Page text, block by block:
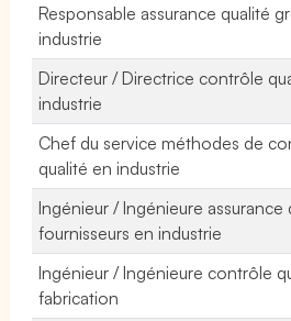
Responsable assurance qualité
industrie
Directeur / Directrice contrôle
industrie
Chef du service méthodes de
qualité en industrie
Ingénieur / Ingénieure assurance
fournisseurs en industrie
Ingénieur / Ingénieure contrôle
fabrication